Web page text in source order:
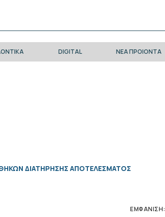
DIGITAL ΝΕΑ ΠΡΟΙΟΝΤΑ
ΔΙΑΤΗΡΗΣΗΣ ΑΠΟΤΕΛΕΣΜΑΤΟΣ
ΕΜΦΑΝΙΣΗ: